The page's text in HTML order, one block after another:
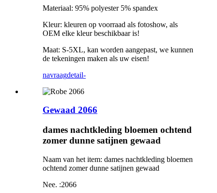
Materiaal: 95% polyester 5% spandex
Kleur: kleuren op voorraad als fotoshow, als
OEM elke kleur beschikbaar is!
Maat: S-5XL, kan worden aangepast, we kunnen
de tekeningen maken als uw eisen!
navraagdetail-
Gewaad 2066
dames nachtkleding bloemen ochtend
zomer dunne satijnen gewaad
Naam van het item: dames nachtkleding bloemen
ochtend zomer dunne satijnen gewaad
Nee. :2066